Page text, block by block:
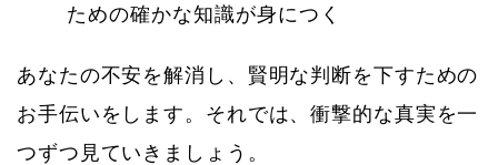
ための確かな知識が身につく
あなたの不安を解消し、賢明な判断を下すための
お手伝いをします。それでは、衝撃的な真実を一
つずつ見ていきましょう。